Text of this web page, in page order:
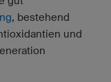
, bestehend
und